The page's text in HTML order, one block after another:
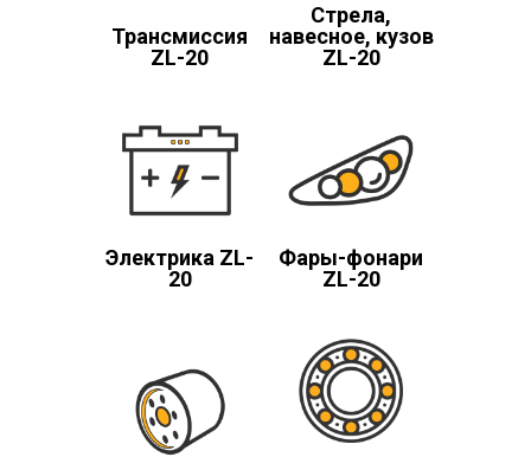
Трансмиссия
ZL-20
Стрела,
навесное, кузов
ZL-20
Электрика ZL-
20
Фары-фонари
ZL-20